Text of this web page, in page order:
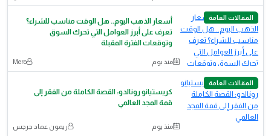
المقالات العامة
أسعار الذهب اليوم.. هل الوقت مناسب للشراء؟
تعرف على أبرز العوامل التي تحرك السوق
وتوقعات الفترة المقبلة
منذ يوم Mero
المقالات العامة
كريستيانو رونالدو: القصة الكاملة من الفقر إلى
قمة المجد العالمي
منذ يوم ريمون عماد جرجس